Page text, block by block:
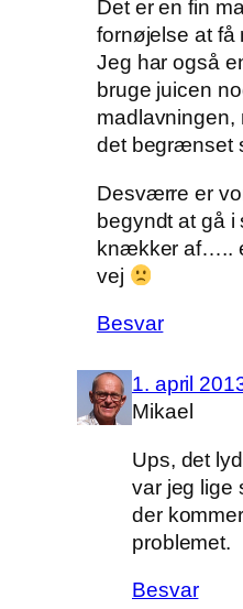
Det er en fin
fornøjelse at få
Jeg har også
bruge juicen
madlavningen,
det begrænset
Desværre er
begyndt at gå
knækker af…..
vej
Besvar
1. april
Mikael
Ups, det
var jeg lige
der
problemet.
Besvar